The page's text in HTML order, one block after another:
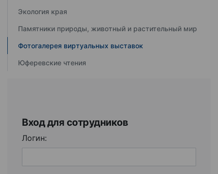
Экология края
Памятники природы, животный и растительный мир
Фотогалерея виртуальных выставок
Юферевские чтения
Вход для сотрудников
Логин: